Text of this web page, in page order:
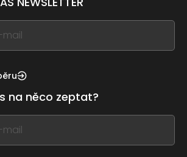
na něco zeptat?